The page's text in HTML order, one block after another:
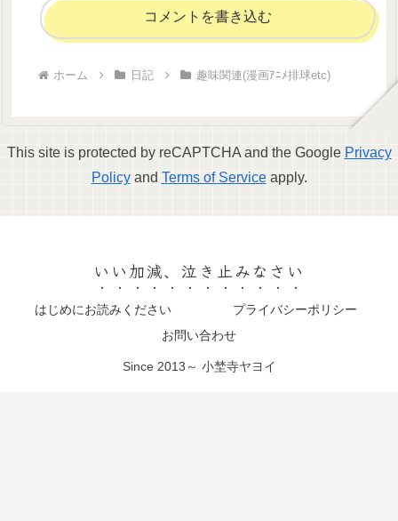
コメントを書き込む
ホーム 日記 趣味関連(漫画ｱﾆﾒ排球etc)
This site is protected by reCAPTCHA and the Google Privacy
Policyand Terms of Serviceapply.
いい加減、泣き止みなさい
はじめにお読みください
プライバシーポリシー
お問い合わせ
Since 2013～ 小埜寺ヤヨイ